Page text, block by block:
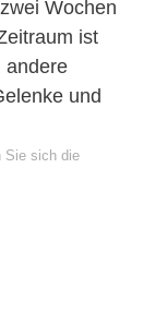
Wochen
ist
andere
und
Sie sich die